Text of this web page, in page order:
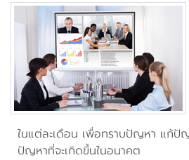
ในแต่ละเดือน เพื่อทราบปัญหา แก้ปั
ปัญหาที่จะเกิดขึ้นในอนาคต